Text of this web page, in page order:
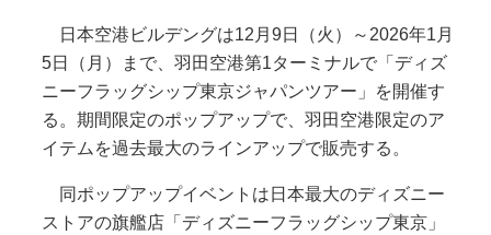
日本空港ビルデングは12月9日（火）～2026年1月
5日（月）まで、羽田空港第1ターミナルで「ディズ
ニーフラッグシップ東京ジャパンツアー」を開催す
る。期間限定のポップアップで、羽田空港限定のア
イテムを過去最大のラインアップで販売する。
同ポップアップイベントは日本最大のディズニー
ストアの旗艦店「ディズニーフラッグシップ東京」